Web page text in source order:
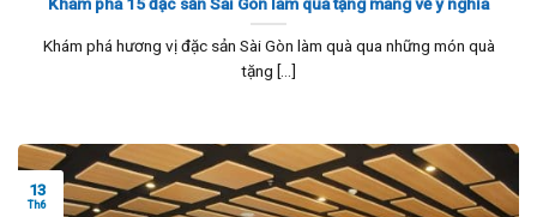
Khám phá hương vị đặc sản Sài Gòn làm quà qua những món quà
tặng [...]
13
Th6